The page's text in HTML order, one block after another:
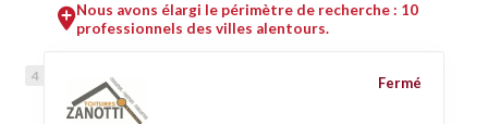
Nous avons élargi le périmètre de recherche : 10
professionnels des villes alentours.
Fermé